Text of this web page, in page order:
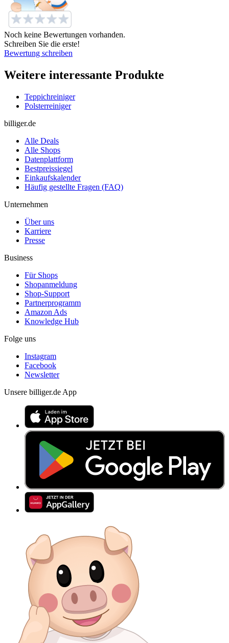
Noch keine Bewertungen vorhanden.
Schreiben Sie die erste!
Bewertung schreiben
Weitere interessante Produkte
Teppichreiniger
Polsterreiniger
billiger.de
Alle Deals
Alle Shops
Datenplattform
Bestpreissiegel
Einkaufskalender
Häufig gestellte Fragen (FAQ)
Unternehmen
Über uns
Karriere
Presse
Business
Für Shops
Shopanmeldung
Shop-Support
Partnerprogramm
Amazon Ads
Knowledge Hub
Folge uns
Instagram
Facebook
Newsletter
Unsere billiger.de App